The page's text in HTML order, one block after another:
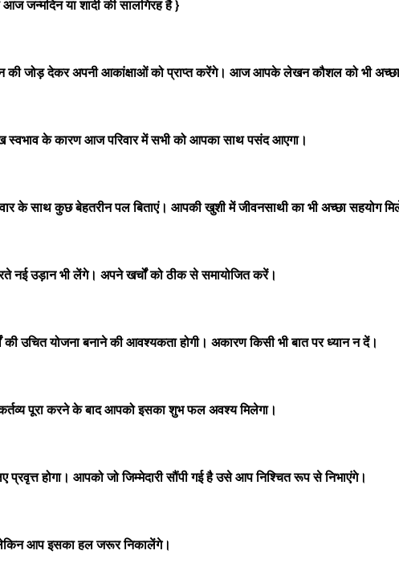
जन्मदिन या शादी की सालगिरह है }
जोड़ देकर अपनी आकांक्षाओं को प्राप्त करेंगे। आज आपके लेखन कौशल को भी अच्छा
के कारण आज परिवार में सभी को आपका साथ पसंद आएगा।
के साथ कुछ बेहतरीन पल बिताएं। आपकी खुशी में जीवनसाथी का भी अच्छा सहयोग
नई उड़ान भी लेंगे। अपने खर्चों को ठीक से समायोजित करें।
की उचित योजना बनाने की आवश्यकता होगी। अकारण किसी भी बात पर ध्यान न दें।
पूरा करने के बाद आपको इसका शुभ फल अवश्य मिलेगा।
होगा। आपको जो जिम्मेदारी सौंपी गई है उसे आप निश्चित रूप से निभाएंगे।
आप इसका हल जरूर निकालेंगे।